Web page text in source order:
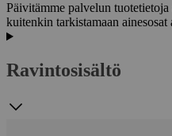
Päivitämme palvelun
kuitenkin tarkistamaan
Ravintosisältö